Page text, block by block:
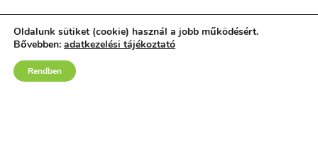
Oldalunk sütiket (cookie) használ a jobb működésért.
Bővebben: adatkezelési tájékoztató
Rendben